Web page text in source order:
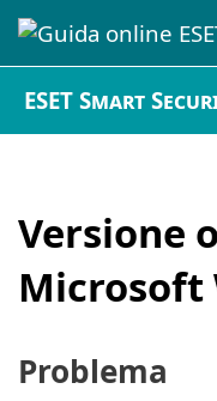
ESET Smart
Versione
Microsoft
Problema